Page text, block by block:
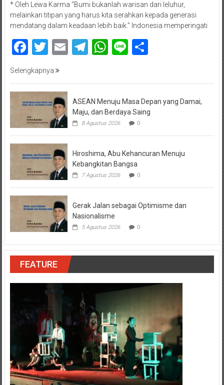
* Oleh Lewa Karma “Bumi bukanlah warisan dari leluhur,
melainkan titipan yang harus kita serahkan kepada generasi
mendatang dalam keadaan lebih baik.” Indonesia memperingati
Facebook
Twitter
EmailTelegram
WhatsApp
LineShare
Selengkapnya
ASEAN Menuju Masa Depan yang Damai,
Maju, dan Berdaya Saing
8 Agustus 2026 0
Hiroshima, Abu Kehancuran Menuju
Kebangkitan Bangsa
7 Agustus 2026 0
Gerak Jalan sebagai Optimisme dan
Nasionalisme
5 Agustus 2026 0
FEATURE